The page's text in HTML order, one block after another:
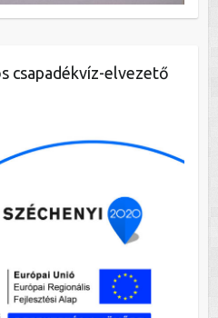
csapadékvíz-elvezető